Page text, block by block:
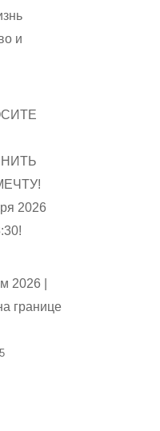
и
2026
2026 |
границе